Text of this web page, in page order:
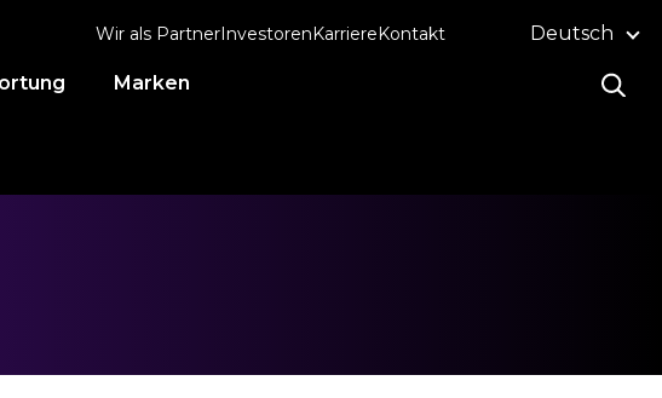
Wir als PartnerInvestorenKarriereKontakt Deutsch
Marken